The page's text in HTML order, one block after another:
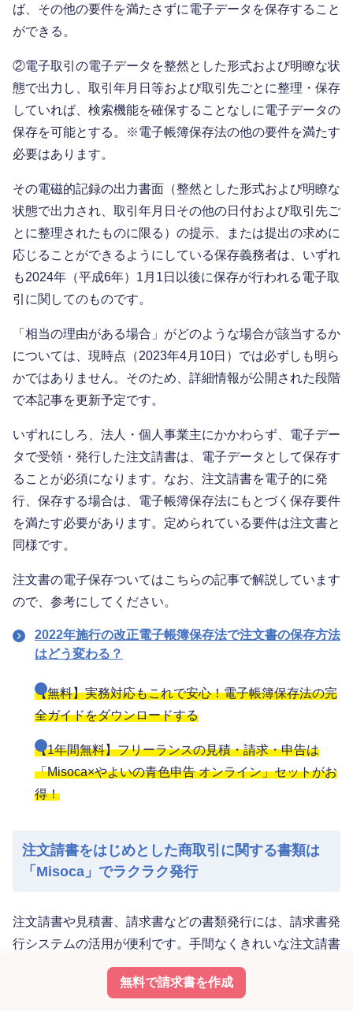
無料で請求書を作成
ば、その他の要件を満たさずに電子データを保存すること
ができる。
②電子取引の電子データを整然とした形式および明瞭な状
態で出力し、取引年月日等および取引先ごとに整理・保存
していれば、検索機能を確保することなしに電子データの
保存を可能とする。※電子帳簿保存法の他の要件を満たす
必要はあります。
その電磁的記録の出力書面（整然とした形式および明瞭な
状態で出力され、取引年月日その他の日付および取引先ご
とに整理されたものに限る）の提示、または提出の求めに
応じることができるようにしている保存義務者は、いずれ
も2024年（平成6年）1月1日以後に保存が行われる電子取
引に関してのものです。
「相当の理由がある場合」がどのような場合が該当するか
については、現時点（2023年4月10日）では必ずしも明ら
かではありません。そのため、詳細情報が公開された段階
で本記事を更新予定です。
いずれにしろ、法人・個人事業主にかかわらず、電子デー
タで受領・発行した注文請書は、電子データとして保存す
ることが必須になります。なお、注文請書を電子的に発
行、保存する場合は、電子帳簿保存法にもとづく保存要件
を満たす必要があります。定められている要件は注文書と
同様です。
注文書の電子保存ついてはこちらの記事で解説しています
ので、参考にしてください。
2022年施行の改正電子帳簿保存法で注文書の保存方法
はどう変わる？
【無料】実務対応もこれで安心！電子帳簿保存法の完
全ガイドをダウンロードする
【1年間無料】フリーランスの見積・請求・申告は
「Misoca×やよいの青色申告 オンライン」セットがお
得！
注文請書をはじめとした商取引に関する書類は
「Misoca」でラクラク発行
注文請書や見積書、請求書などの書類発行には、請求書発
行システムの活用が便利です。手間なくきれいな注文請書
Misoca
」を活用して、事務作業を効率
良くこなしましょう。